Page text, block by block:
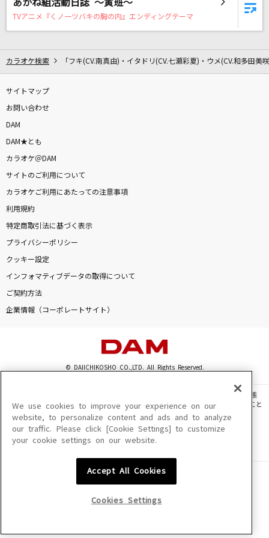
なんでもないよ、
マカロニえんぴつ
Salute Desire
七種茨(CV.逢坂良太)
コンパス～笑顔の行方～
大佛はずむ・神泉やす菜・来栖とまり(植田佳奈・堀江由衣・田村ゆかり)
[プロオケ]I LOVE YOU
尾崎豊
[生音]チェリー
大不正解
back number
ECHO
Little Glee Monster
神或アルゴリズム (feat.りりあ。)
Lemon
米津玄師
もっと見る
カラオケ最新情報をチェック！
あかね組活動日誌 ～寅班～
TVアニメ『くノ一ツバキの胸の内』エンディングテーマ
カラオケ検索 「フキ(CV.南真由)・イタドリ(CV.七瀬彩夏)・ウメ(CV.和多田美
サイトマップ
お問い合わせ
DAM
DAM★とも
カラオケ＠DAM
サイトのご利用について
カラオケご利用にあたっての注意事項
利用規約
特定商取引法に基づく表示
プライバシーポリシー
クッキー設定
インフォマティブデータの取得について
ご契約方法
企業情報（コーポレートサイト）
© DAIICHIKOSHO CO.,LTD. All Rights Reserved.
このサイトに掲載されている一切の文章・画像・写真・動画・音声等を、手段や形態
を問わず、著作権法の定める範囲を超えて無断で複製、転載、ファイル化などすること
を禁じます。
楽曲及びコンテンツは、機種によりご利用いただけない場合があります。
楽曲及びコンテンツの配信日、配信内容が変更になる場合があります。
We use cookies to improve your experience on our
website, to personalize content and ads and to analyze
our traffic. Please click [Cookie Settings] to customize
your cookie settings on our website.
Accept All Cookies
Cookies Settings